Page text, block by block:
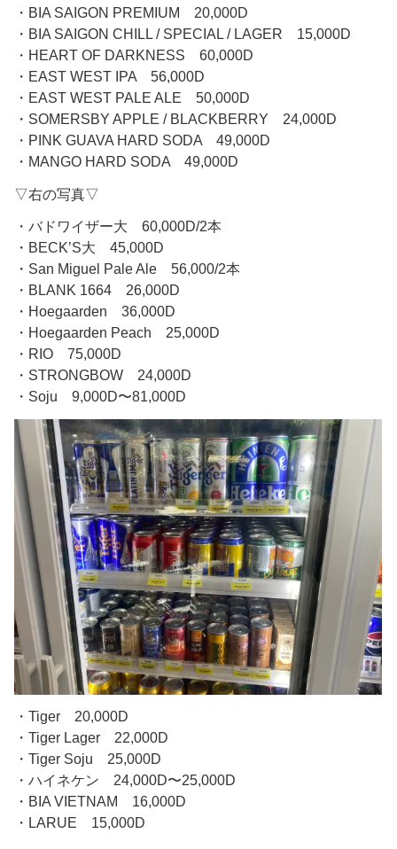
・BIA SAIGON PREMIUM 20,000D
・BIA SAIGON CHILL / SPECIAL / LAGER 15,000D
・HEART OF DARKNESS 60,000D
・EAST WEST IPA 56,000D
・EAST WEST PALE ALE 50,000D
・SOMERSBY APPLE / BLACKBERRY 24,000D
・PINK GUAVA HARD SODA 49,000D
・MANGO HARD SODA 49,000D
▽右の写真▽
・バドワイザー大 60,000D/2本
・BECK’S大 45,000D
・San Miguel Pale Ale 56,000/2本
・BLANK 1664 26,000D
・Hoegaarden 36,000D
・Hoegaarden Peach 25,000D
・RIO 75,000D
・STRONGBOW 24,000D
・Soju 9,000D〜81,000D
・Tiger 20,000D
・Tiger Lager 22,000D
・Tiger Soju 25,000D
・ハイネケン 24,000D〜25,000D
・BIA VIETNAM 16,000D
・LARUE 15,000D